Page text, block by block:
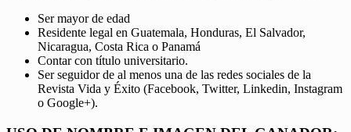
Ser mayor de edad
Residente legal en Guatemala, Honduras, El Salvador,
Nicaragua, Costa Rica o Panamá
Contar con título universitario.
Ser seguidor de al menos una de las redes sociales de la
Revista Vida y Éxito (Facebook, Twitter, Linkedin, Instagram
o Google+).